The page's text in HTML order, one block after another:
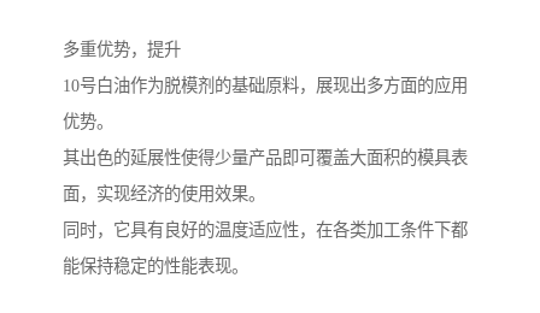
多重优势，提升
10号白油作为脱模剂的基础原料，展现出多方面的应用
优势。
其出色的延展性使得少量产品即可覆盖大面积的模具表
面，实现经济的使用效果。
同时，它具有良好的温度适应性，在各类加工条件下都
能保持稳定的性能表现。